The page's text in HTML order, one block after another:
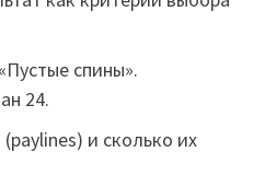
спины».
24.
и сколько их